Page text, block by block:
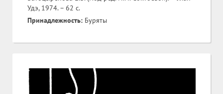
Удэ, 1974. – 62 с.
Принадлежность: Буряты